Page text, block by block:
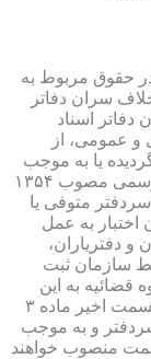
حقوق مربوط به
سران دفاتر
نامه قانون دفاتر اسناد
سراسری و عمومی، از
یا به موجب
اختیارات حاصله از ماده ۶۹ قانون دفاتر اسناد رسمی مصوب ۱۳۵۴
متوفی یا
به عمل
دفتریاران،
سازمان ثبت
قضائیه به این
سمت منصوب خواهند شد. دفتریاران، مطابق قسمت اخیر ماده ۳
به پیشنهاد سردفتر و به موجب
سمت منصوب خواهند